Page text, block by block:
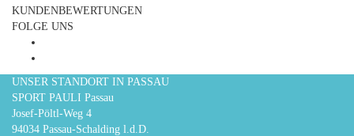
KUNDENBEWERTUNGEN
FOLGE UNS
UNSER STANDORT IN PASSAU
SPORT PAULI Passau
Josef-Pöltl-Weg 4
94034 Passau-Schalding l.d.D.